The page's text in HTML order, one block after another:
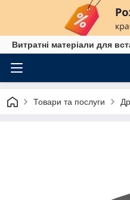
Витратні матеріали для
Товари та послуги